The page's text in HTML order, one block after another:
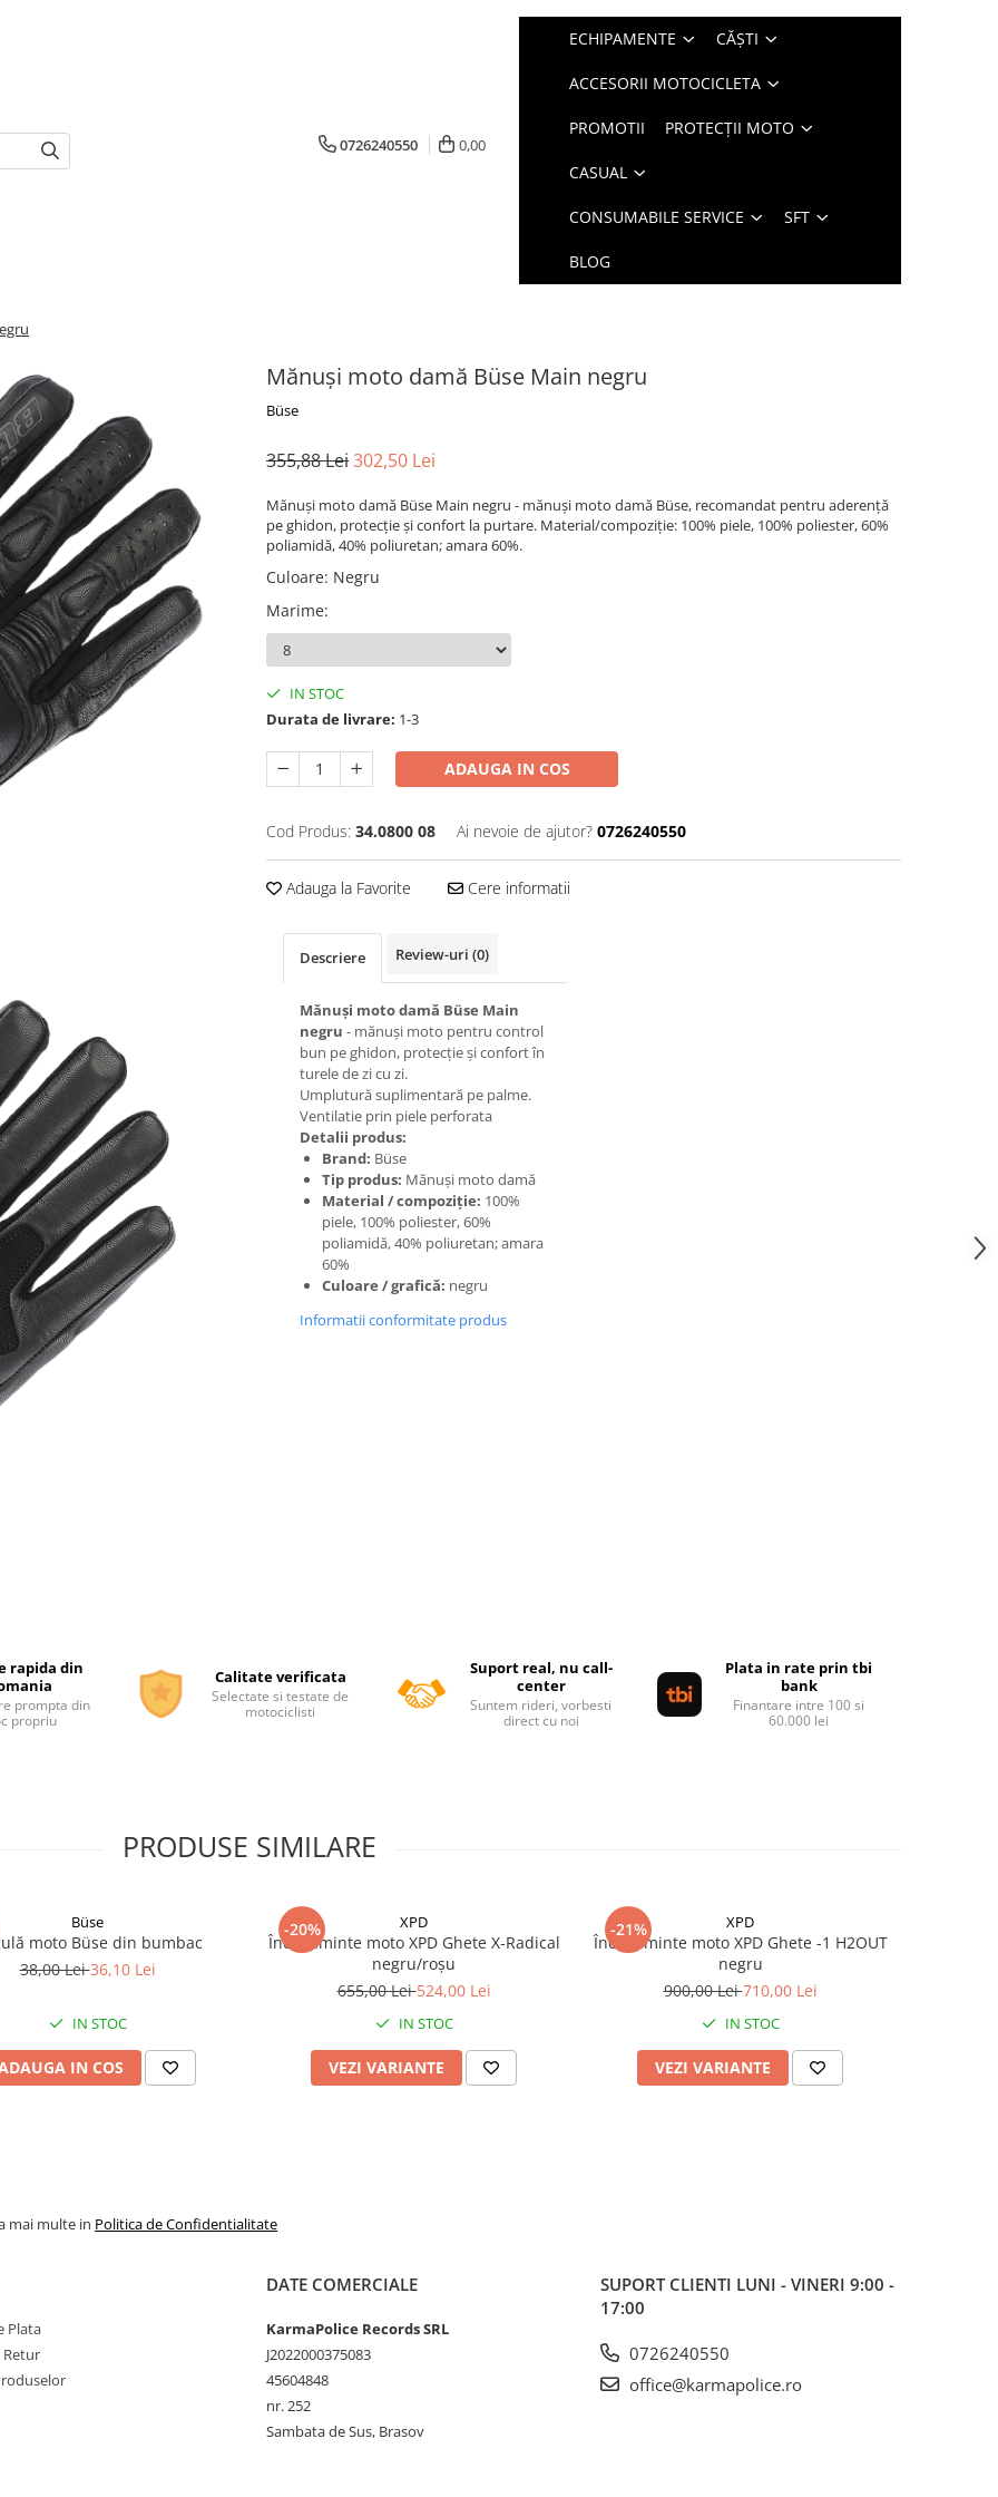
0726240550 0,00
ECHIPAMENTE CĂȘTI
ACCESORII MOTOCICLETA
PROMOTII PROTECȚII MOTO
CASUAL
CONSUMABILE SERVICE SFT
BLOG
Mănuși moto damă Büse Main negru
Büse
355,88 Lei302,50 Lei
Mănuși moto damă Büse Main negru - mănuși moto damă Büse, recomandat pentru aderență
pe ghidon, protecție și confort la purtare. Material/compoziție: 100% piele, 100% poliester, 60%
poliamidă, 40% poliuretan; amara 60%.
Culoare: Negru
Marime:
IN STOC
Durata de livrare: 1-3
ADAUGA IN COS
Cod Produs: 34.0800 08 Ai nevoie de ajutor? 0726240550
Adauga la Favorite Cere informatii
Descriere Review-uri (0)
Mănuși moto damă Büse Main
negru - mănuși moto pentru control
bun pe ghidon, protecție și confort în
turele de zi cu zi.
Umplutură suplimentară pe palme.
Ventilatie prin piele perforata
Detalii produs:
Brand: Büse
Tip produs: Mănuși moto damă
Material / compoziție: 100%
piele, 100% poliester, 60%
poliamidă, 40% poliuretan; amara
60%
Culoare / grafică: negru
Informatii conformitate produs
rapida din
prompta din
propriu
Calitate verificata
Selectate si testate de
motociclisti
Suport real, nu call-
center
Suntem rideri, vorbesti
direct cu noi
Plata in rate prin tbi
bank
Finantare intre 100 si
60.000 lei
PRODUSE SIMILARE
Büse
moto Büse din bumbac
38,00 Lei36,10 Lei
IN STOC
IN COS
-20% XPD
Încălțăminte moto XPD Ghete X-Radical
negru/roșu
655,00 Lei524,00 Lei
IN STOC
VEZI VARIANTE
-21% XPD
Încălțăminte moto XPD Ghete -1 H2OUT
negru
900,00 Lei710,00 Lei
IN STOC
VEZI VARIANTE
mai multe in Politica de Confidentialitate
Plata
Retur
DATE COMERCIALE
KarmaPolice Records SRL
J2022000375083
45604848
nr. 252
Sambata de Sus, Brasov
SUPORT CLIENTI LUNI - VINERI 9:00 -
17:00
0726240550
office@karmapolice.ro